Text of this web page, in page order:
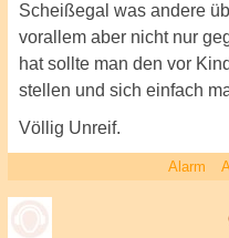
Scheißegal was andere
vorallem aber nicht nur
hat sollte man den vor
stellen und sich einfach
Völlig Unreif.
Alarm